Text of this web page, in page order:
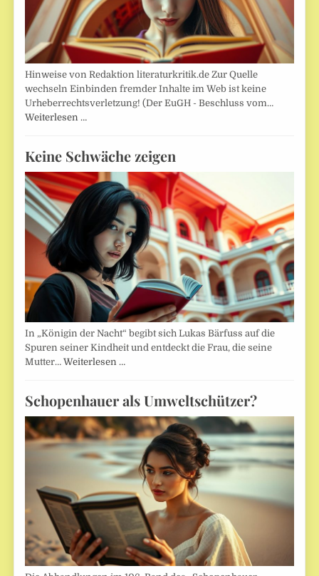
Hinweise von Redaktion literaturkritik.de Zur Quelle
wechseln Einbinden fremder Inhalte im Web ist keine
Urheberrechtsverletzung! (Der EuGH - Beschluss vom…
Weiterlesen …
Keine Schwäche zeigen
In „Königin der Nacht“ begibt sich Lukas Bärfuss auf die
Spuren seiner Kindheit und entdeckt die Frau, die seine
Mutter…Weiterlesen …
Schopenhauer als Umweltschützer?